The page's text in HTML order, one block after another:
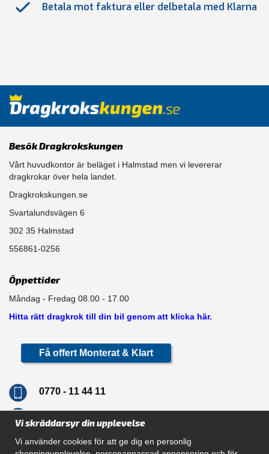
Betala mot faktura eller delbetala med Klarna
Besök Dragkrokskungen
Vårt huvudkontor är beläget i Halmstad men vi levererar
dragkrokar över hela landet.
Dragkrokskungen.se
Svartalundsvägen 6
302 35 Halmstad
556861-0256
Öppettider
Måndag - Fredag 08.00 - 17.00
Hitta rätt dragkrok till din bil genom att klicka här.
Få offert Monterat & Klart
0770 - 11 44 11
Vi skräddarsyr din upplevelse
Vi använder cookies för att ge dig en personlig